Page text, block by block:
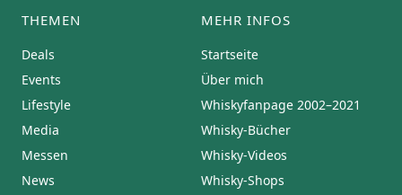
THEMEN
Deals
Events
Lifestyle
Media
Messen
News
MEHR INFOS
Startseite
Über mich
Whiskyfanpage 2002–2021
Whisky-Bücher
Whisky-Videos
Whisky-Shops